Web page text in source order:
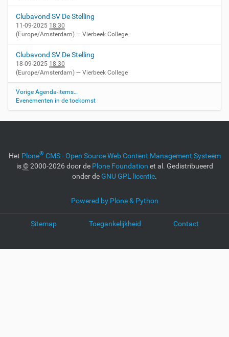
Clubavond SV De Stelling
11-09-2025 18:30
(Europe/Amsterdam) — Vierbeek College
Clubavond SV De Stelling
18-09-2025 18:30
(Europe/Amsterdam) — Vierbeek College
Vorige Agenda-items…
Evenementen in de toekomst
Het Plone® CMS - Open Source Web Content Management Systeem
is©2000-2026 door de Plone Foundation et al. Gedistribueerd
onder deGNU GPL licentie.
Powered by Plone & Python
Sitemap Toegankelijkheid Contact